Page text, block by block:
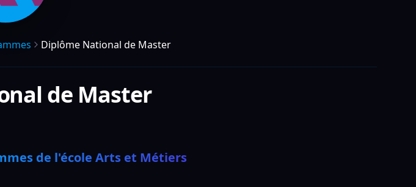
Diplôme National de Master
de Master
de l'école Arts et Métiers